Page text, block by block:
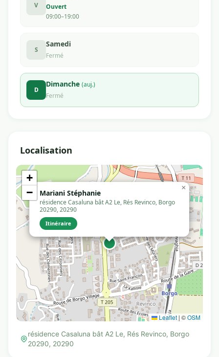
V
Ouvert
09:00–19:00
S
Samedi
Fermé
D
Dimanche (auj.)
Fermé
Localisation
Mariani Stéphanie
résidence Casaluna bât A2 Le, Rés Revinco, Borgo
20290, 20290
Itinéraire
×
+
−
Leaflet | ©OSM
résidence Casaluna bât A2 Le, Rés Revinco, Borgo
20290, 20290